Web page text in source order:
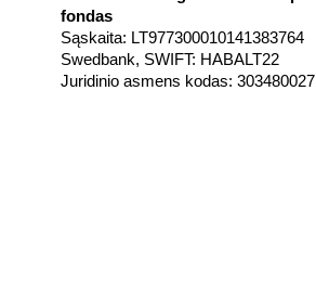
fondas
Sąskaita: LT977300010141383764
Swedbank, SWIFT: HABALT22
Juridinio asmens kodas: 303480027